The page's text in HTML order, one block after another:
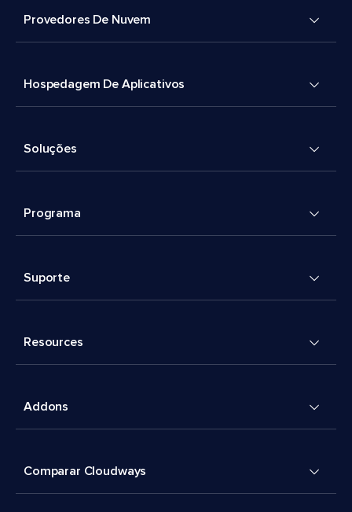
Provedores De Nuvem
Hospedagem De Aplicativos
Soluções
Programa
Suporte
Resources
Addons
Comparar Cloudways